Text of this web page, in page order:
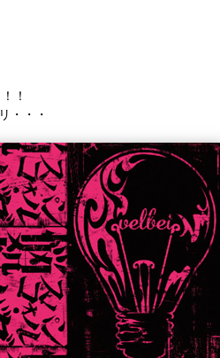
！
・・・